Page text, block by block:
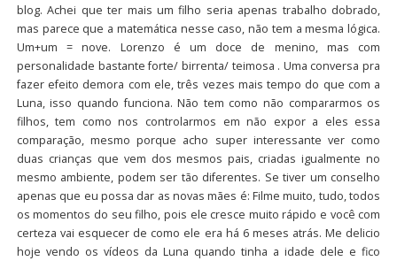
blog. Achei que ter mais um filho seria apenas trabalho dobrado,
mas parece que a matemática nesse caso, não tem a mesma lógica.
Um+um = nove. Lorenzo é um doce de menino, mas com
personalidade bastante forte/ birrenta/ teimosa . Uma conversa pra
fazer efeito demora com ele, três vezes mais tempo do que com a
Luna, isso quando funciona. Não tem como não compararmos os
filhos, tem como nos controlarmos em não expor a eles essa
comparação, mesmo porque acho super interessante ver como
duas crianças que vem dos mesmos pais, criadas igualmente no
mesmo ambiente, podem ser tão diferentes. Se tiver um conselho
apenas que eu possa dar as novas mães é: Filme muito, tudo, todos
os momentos do seu filho, pois ele cresce muito rápido e você com
certeza vai esquecer de como ele era há 6 meses atrás. Me delicio
hoje vendo os vídeos da Luna quando tinha a idade dele e fico